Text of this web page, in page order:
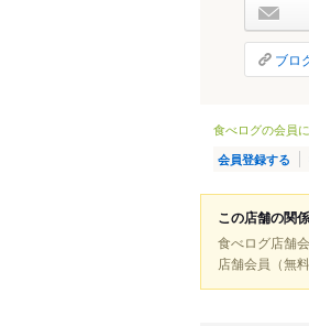
ブロ
食べログの会員
会員登録する
この店舗の関
食べログ店舗
店舗会員（無